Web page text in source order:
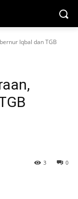
Iqbal dan TGB
0
3